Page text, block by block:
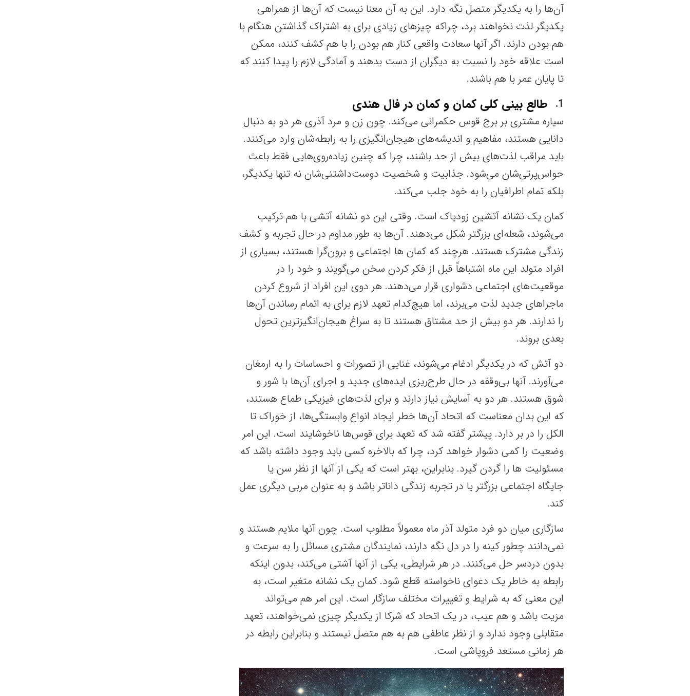
آن‌ها را به یکدیگر متصل نگه دارد. این به آن معنا نیست که آن‌ها از همراهی
یکدیگر لذت نخواهند برد، چراکه چیزهای زیادی برای به اشتراک گذاشتن هنگام با
هم بودن دارند. اگر آنها سعادت واقعی کنار هم بودن را با هم کشف کنند، ممکن
است علاقه خود را نسبت به دیگران از دست بدهند و آمادگی لازم را پیدا کنند که
تا پایان عمر با هم باشند.
1
طالع بینی کلی کمان و کمان در فال هندی
سیاره مشتری بر برج قوس حکمرانی می‌کند. چون زن و مرد آذری هر دو به دنبال
دانایی هستند، مفاهیم و اندیشه‌های هیجان‌انگیزی را به رابطه‌شان وارد می‌کنند.
باید مراقب لذت‌های بیش از حد باشند، چرا که چنین زیاده‌روی‌هایی فقط باعث
حواس‌پرتی‌شان می‌شود. جذابیت و شخصیت دوست‌داشتنی‌شان نه تنها یکدیگر،
بلکه تمام اطرافیان را به خود جلب می‌کند.
کمان یک نشانه آتشین زودیاک است. وقتی این دو نشانه آتشی با هم ترکیب
می‌شوند، شعله‌ای بزرگتر شکل می‌دهند. آن‌ها به طور مداوم در حال تجربه و کشف
زندگی مشترک هستند. هرچند که کمان ها اجتماعی و برون‌گرا هستند، بسیاری از
افراد متولد این ماه اشتباهاً قبل از فکر کردن سخن می‌گویند و خود را در
موقعیت‌های اجتماعی دشواری قرار می‌دهند. هر دوی این افراد از شروع کردن
ماجراهای جدید لذت می‌برند، اما هیچ‌کدام تعهد لازم برای به اتمام رساندن آن‌ها
را ندارند. هر دو بیش از حد مشتاق هستند تا به سراغ هیجان‌انگیزترین تحول
بعدی بروند.
دو آتش که در یکدیگر ادغام می‌شوند، غنایی از تصورات و احساسات را به ارمغان
می‌آورند. آنها بی‌وقفه در حال طرح‌ریزی ایده‌های جدید و اجرای آن‌ها با شور و
شوق هستند. هر دو به آسایش نیاز دارند و برای لذت‌های فیزیکی طماع هستند،
که این بدان معناست که اتحاد آن‌ها خطر ایجاد انواع وابستگی‌ها، از خوراک تا
الکل را در بر دارد. پیشتر گفته شد که تعهد برای قوس‌ها ناخوشایند است. این امر
وضعیت را کمی دشوار خواهد کرد، چرا که بالاخره کسی باید وجود داشته باشد که
مسئولیت ها را گردن گیرد. بنابراین، بهتر است که یکی از آنها از نظر سن یا
جایگاه اجتماعی بزرگتر یا در تجربه زندگی داناتر باشد و به عنوان مربی دیگری عمل
کند.
سازگاری میان دو فرد متولد آذر ماه معمولاً مطلوب است. چون آنها ملایم هستند و
نمی‌دانند چطور کینه را در دل نگه دارند، نمایندگان مشتری مسائل را به سرعت و
بدون دردسر حل می‌کنند. در هر شرایطی، یکی از آنها آشتی می‌کند، بدون اینکه
رابطه به خاطر یک دعوای ناخواسته قطع شود. کمان یک نشانه متغیر است، به
این معنی که به شرایط و تغییرات مختلف سازگار است. این امر هم می‌تواند
مزیت باشد و هم عیب، در یک اتحاد که شرکا از یکدیگر چیزی نمی‌خواهند، تعهد
متقابلی وجود ندارد و از نظر عاطفی هم به هم متصل نیستند و بنابراین رابطه در
هر زمانی مستعد فروپاشی است.